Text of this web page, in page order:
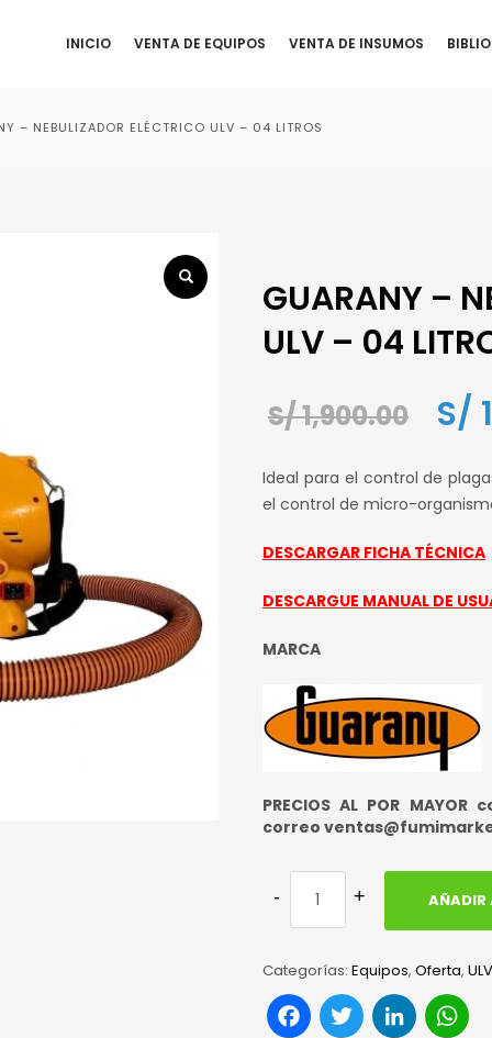
INICIO VENTA DE EQUIPOS VENTA DE INSUMOS
– NEBULIZADOR ELÉCTRICO ULV – 04 LITROS
GUARANY –
ULV – 04
S/1,900.00
El
era:
S/
Ideal para el control de
el control de micro-
DESCARGAR FICHA TÉCNICA
DESCARGUE MANUAL DE
MARCA
PRECIOS AL POR
correo
AÑADIR
Categorías: Equipos, Oferta,
Facebook
Twitter